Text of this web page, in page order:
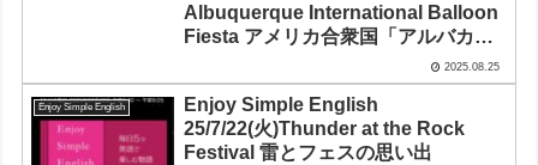
Albuquerque International Balloon
Fiesta アメリカ合衆国「アルバカー
2025.08.25
Enjoy Simple English
Enjoy Simple English
25/7/22(火)Thunder at the Rock
Festival 雷とフェスの思い出